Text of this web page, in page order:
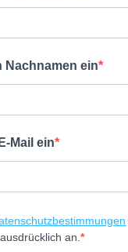
Nachnamen ein
Mail ein
an.